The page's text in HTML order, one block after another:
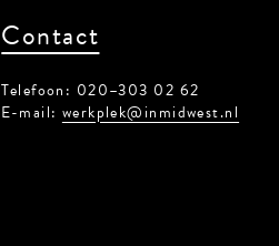
Contact
Telefoon: 020–303 02 62
E-mail: werkplek@inmidwest.nl